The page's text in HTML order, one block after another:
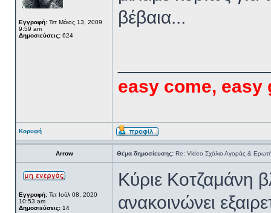
Εγγραφή: Τετ Μάιος 13, 2009
9:59 am
Δημοσιεύσεις: 624
βέβαια...
easy come, easy
Κορυφή
Arrow Θέμα δημοσίευσης: Re: Video Σχόλιο Αγοράς &
Εγγραφή: Τετ Ιούλ 08, 2020
10:53 am
Δημοσιεύσεις: 14
Κύριε Κοτζαμάνη
ανακοινώνει